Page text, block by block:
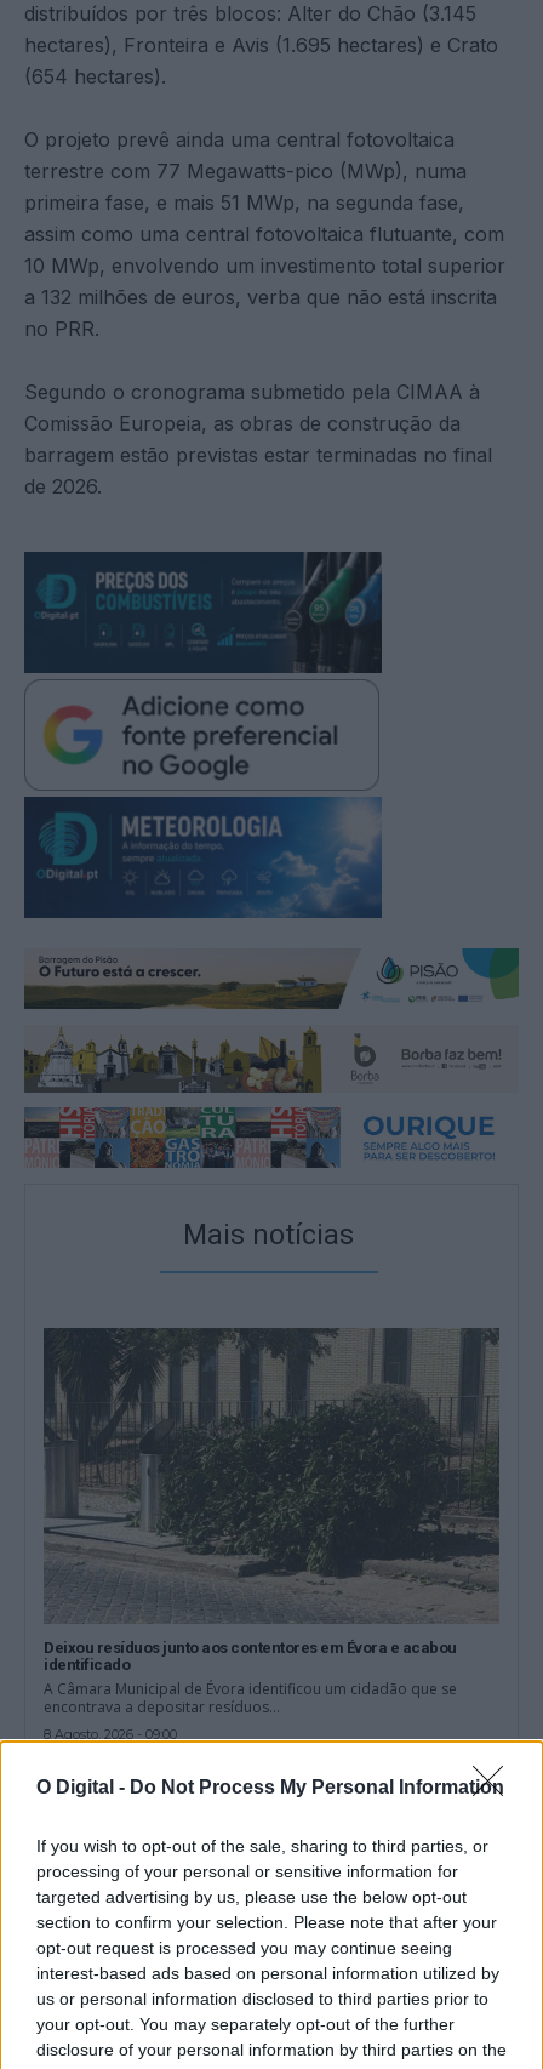
O Digital - Do Not Process My Personal Information
If you wish to opt-out of the sale, sharing to third parties, or
processing of your personal or sensitive information for
targeted advertising by us, please use the below opt-out
section to confirm your selection. Please note that after your
opt-out request is processed you may continue seeing
interest-based ads based on personal information utilized by
us or personal information disclosed to third parties prior to
your opt-out. You may separately opt-out of the further
disclosure of your personal information by third parties on the
distribuídos por três blocos: Alter do Chão (3.145
hectares), Fronteira e Avis (1.695 hectares) e Crato
(654 hectares).
O projeto prevê ainda uma central fotovoltaica
terrestre com 77 Megawatts-pico (MWp), numa
primeira fase, e mais 51 MWp, na segunda fase,
assim como uma central fotovoltaica flutuante, com
10 MWp, envolvendo um investimento total superior
a 132 milhões de euros, verba que não está inscrita
no PRR.
Segundo o cronograma submetido pela CIMAA à
Comissão Europeia, as obras de construção da
barragem estão previstas estar terminadas no final
de 2026.
Mais notícias
Deixou resíduos junto aos contentores em Évora e acabou
identificado
A Câmara Municipal de Évora identificou um cidadão que se
encontrava a depositar resíduos...
8 Agosto, 2026 - 09:00